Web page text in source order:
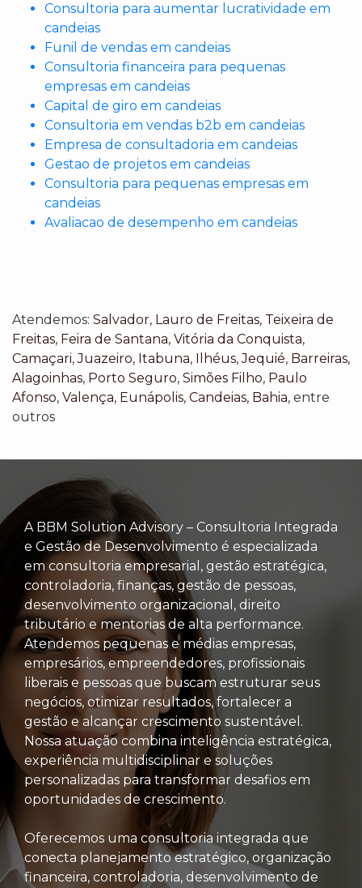
Consultoria para aumentar lucratividade em
candeias
Funil de vendas em candeias
Consultoria financeira para pequenas
empresas em candeias
Capital de giro em candeias
Consultoria em vendas b2b em candeias
Empresa de consultadoria em candeias
Gestao de projetos em candeias
Consultoria para pequenas empresas em
candeias
Avaliacao de desempenho em candeias
Atendemos: Salvador, Lauro de Freitas, Teixeira de
Freitas, Feira de Santana, Vitória da Conquista,
Camaçari,Juazeiro, Itabuna, Ilhéus,Jequié, Barreiras,
Alagoinhas, Porto Seguro, Simões Filho, Paulo
Afonso, Valença, Eunápolis, Candeias, Bahia, entre
outros
A BBM Solution Advisory – Consultoria Integrada
e Gestão de Desenvolvimento é especializada
em consultoria empresarial, gestão estratégica,
controladoria, finanças, gestão de pessoas,
desenvolvimento organizacional, direito
tributário e mentorias de alta performance.
Atendemos pequenas e médias empresas,
empresários, empreendedores, profissionais
liberais e pessoas que buscam estruturar seus
negócios, otimizar resultados, fortalecer a
gestão e alcançar crescimento sustentável.
Nossa atuação combina inteligência estratégica,
experiência multidisciplinar e soluções
personalizadas para transformar desafios em
oportunidades de crescimento.
Oferecemos uma consultoria integrada que
conecta planejamento estratégico, organização
financeira, controladoria, desenvolvimento de